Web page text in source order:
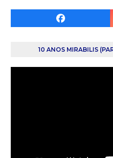
Facebook
10 ANOS MIRABILIS